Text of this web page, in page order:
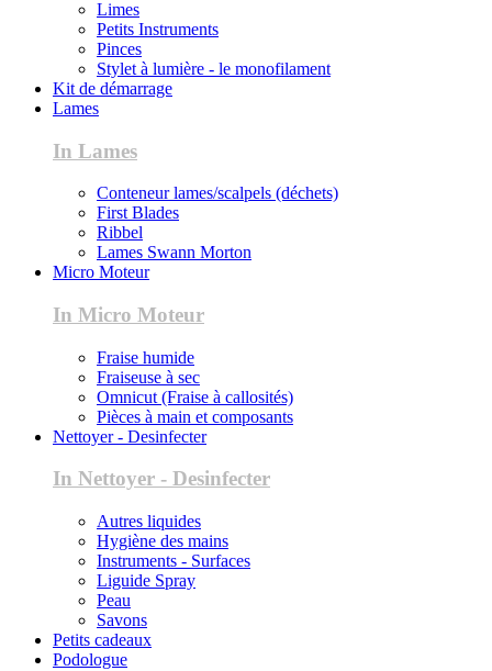
Limes
Petits Instruments
Pinces
Stylet à lumière - le monofilament
Kit de démarrage
Lames
In Lames
Conteneur lames/scalpels (déchets)
First Blades
Ribbel
Lames Swann Morton
Micro Moteur
In Micro Moteur
Fraise humide
Fraiseuse à sec
Omnicut (Fraise à callosités)
Pièces à main et composants
Nettoyer - Desinfecter
In Nettoyer - Desinfecter
Autres liquides
Hygiène des mains
Instruments - Surfaces
Liguide Spray
Peau
Savons
Petits cadeaux
Podologue